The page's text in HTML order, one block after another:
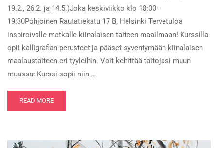
19.2., 26.2. ja 14.5.)Joka keskiviikko klo 18:00–
19:30Pohjoinen Rautatiekatu 17 B, Helsinki Tervetuloa
inspiroivalle matkalle kiinalaisen taiteen maailmaan! Kurssilla
opit kalligrafian perusteet ja pääset syventymään kiinalaisen
maalaustaiteen eri tyyleihin. Voit kehittää taitojasi muun
muassa: Kurssi sopii niin …
READ MORE